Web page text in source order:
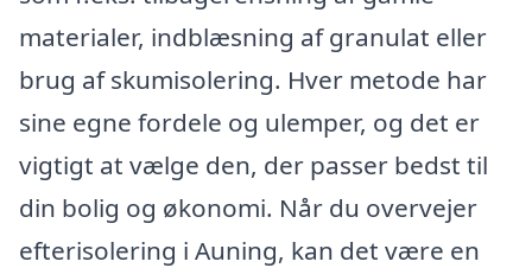
materialer, indblæsning af granulat eller
brug af skumisolering. Hver metode har
sine egne fordele og ulemper, og det er
vigtigt at vælge den, der passer bedst til
din bolig og økonomi. Når du overvejer
efterisolering i Auning, kan det være en